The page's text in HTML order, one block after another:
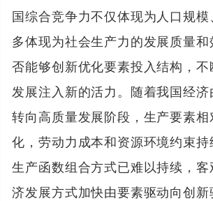
国综合竞争力不仅体现为人口规
多体现为社会生产力的发展质量
否能够创新优化要素投入结构，
发展注入新的活力。随着我国经
转向高质量发展阶段，生产要素
化，劳动力成本和资源环境约束
生产函数组合方式已难以持续，
济发展方式加快由要素驱动向创